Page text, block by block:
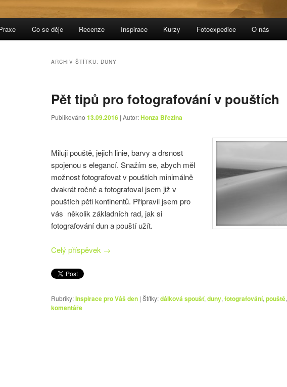
Co se děje Recenze Inspirace Kurzy Fotoexpedice O nás
ARCHIV ŠTÍTKU: DUNY
Pět tipů pro fotografování v pouštích
Publikováno 13.09.2016 | Autor:Honza Březina
Miluji pouště, jejich linie, barvy a drsnost
spojenou s elegancí. Snažím se, abych měl
možnost fotografovat v pouštích minimálně
dvakrát ročně a fotografoval jsem již v
pouštích pěti kontinentů. Připravil jsem pro
vás několik základních rad, jak si
fotografování dun a pouští užít.
Celý příspěvek →
Rubriky:Inspirace pro Váš den | Štítky:dálková spoušť, duny, fotografování, pouště,
komentáře